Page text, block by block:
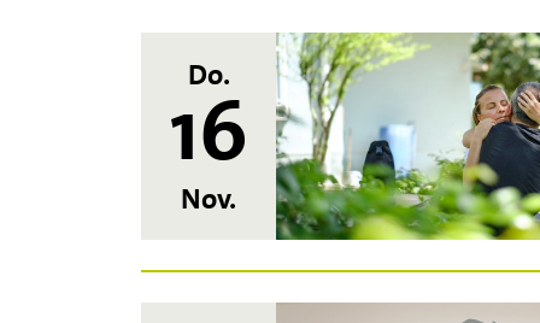
Do.
16
Nov.